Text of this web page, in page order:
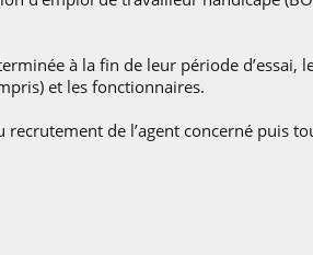
à la fin de leur période d’essai,
et les fonctionnaires.
de l’agent concerné puis